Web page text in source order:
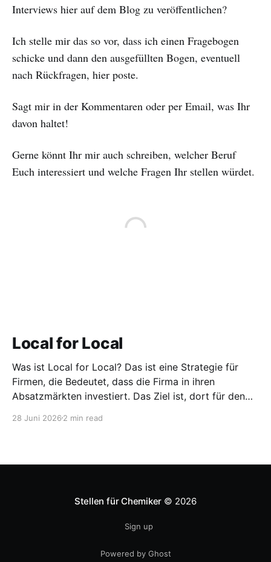
Interviews hier auf dem Blog zu veröffentlichen?
Ich stelle mir das so vor, dass ich einen Fragebogen
schicke und dann den ausgefüllten Bogen, eventuell
nach Rückfragen, hier poste.
Sagt mir in der Kommentaren oder per Email, was Ihr
davon haltet!
Gerne könnt Ihr mir auch schreiben, welcher Beruf
Euch interessiert und welche Fragen Ihr stellen würdet.
Local for Local
Was ist Local for Local? Das ist eine Strategie für
Firmen, die Bedeutet, dass die Firma in ihren
Absatzmärkten investiert. Das Ziel ist, dort für den
entwickeln. Diese Strategie ist von Toyota bekannt,
28 Juni 2026 2 min read
Stellen für Chemiker © 2026
Sign up
Powered by Ghost